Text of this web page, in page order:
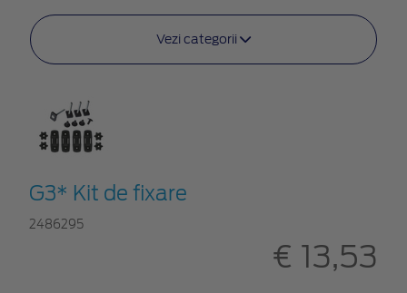
Vezi categorii
G3* Kit de fixare
2486295
€ 13,53